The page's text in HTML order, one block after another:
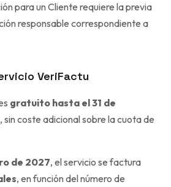
para un Cliente requiere la previa
responsable correspondiente a
VeriFactu
gratuito hasta el 31 de
, sin coste adicional sobre la cuota de
de 2027, el servicio se factura
, en función del número de